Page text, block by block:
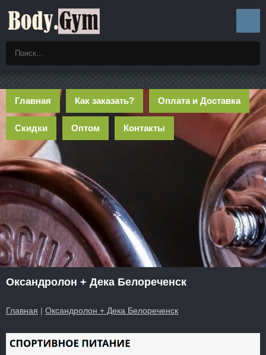
Главная Как заказать? Оплата и Доставка
Скидки Оптом Контакты
Оксандролон + Дека Белореченск
Главная | Оксандролон + Дека Белореченск